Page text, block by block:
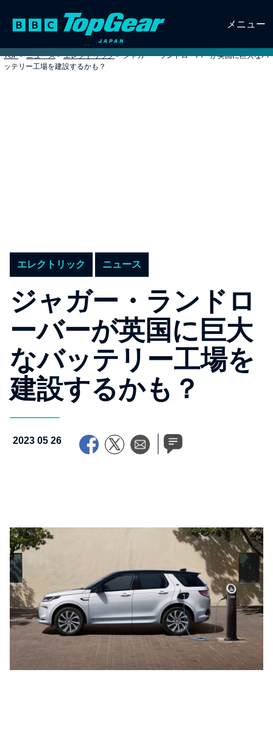
メニュー
TOP > ニュース > エレクトリック > ジャガー・ランドローバーが英国に巨大なバ
ッテリー工場を建設するかも？
エレクトリック ニュース
ジャガー・ランドロ
ーバーが英国に巨大
なバッテリー工場を
建設するかも？
2023 05 26